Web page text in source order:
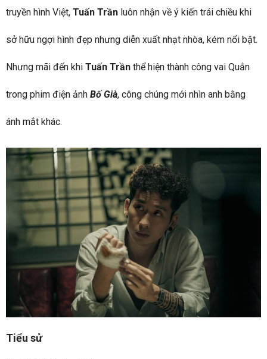
truyền hình Việt, Tuấn Trần luôn nhận về ý kiến trái chiều khi
sở hữu ngợi hình đẹp nhưng diễn xuất nhạt nhòa, kém nổi bật.
Nhưng mãi đến khi Tuấn Trần thể hiện thành công vai Quắn
trong phim điện ảnh Bố Già, công chúng mới nhìn anh bằng
ánh mắt khác.
Tiểu sử